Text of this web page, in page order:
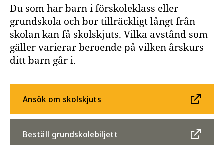
Du som har barn i förskoleklass eller
grundskola och bor tillräckligt långt från
skolan kan få skolskjuts. Vilka avstånd som
gäller varierar beroende på vilken årskurs
ditt barn går i.
Ansök om skolskjuts
Beställ grundskolebiljett